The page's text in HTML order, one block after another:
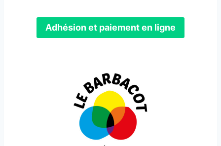
Adhésion et paiement en ligne